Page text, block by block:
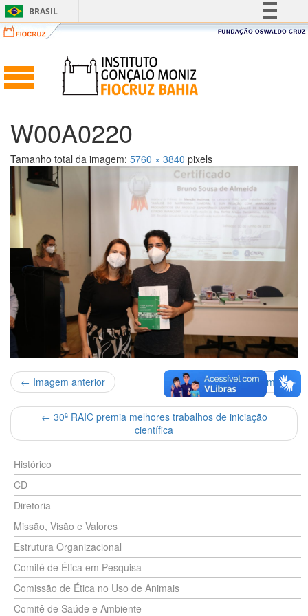
BRASIL
Simplifique!
Acesso à informação
W00A0220
Tamanho total da imagem: 5760 × 3840 pixels
← Imagem anterior Próxima imagem →
← 30ª RAIC premia melhores trabalhos de iniciação
científica
Histórico
CD
Diretoria
Missão, Visão e Valores
Estrutura Organizacional
Comitê de Ética em Pesquisa
Comissão de Ética no Uso de Animais
Comitê de Saúde e Ambiente